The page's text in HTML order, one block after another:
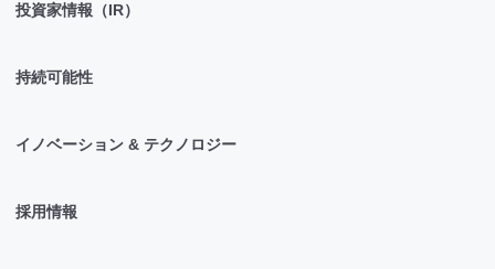
投資家情報（IR）
持続可能性
イノベーション & テクノロジー
採用情報